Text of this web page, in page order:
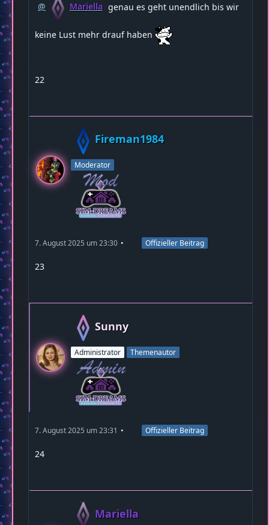
Mariella genau es geht unendlich bis wir
keine Lust mehr drauf haben
22
Fireman1984
Moderator
7. August 2025 um 23:30 Offizieller Beitrag
23
Sunny
Administrator Themenautor
7. August 2025 um 23:31 Offizieller Beitrag
24
Mariella